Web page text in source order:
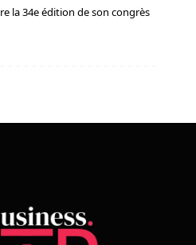
la 34e édition de son congrès